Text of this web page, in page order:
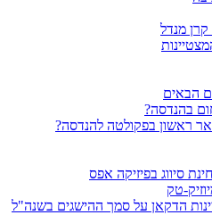
מנדל
הבאים
בהנדסה?
ראשון בפקולטה להנדסה?
סיווג בפיזיקה אפס
טק
הדקאן על סמך ההישגים בשנה"ל